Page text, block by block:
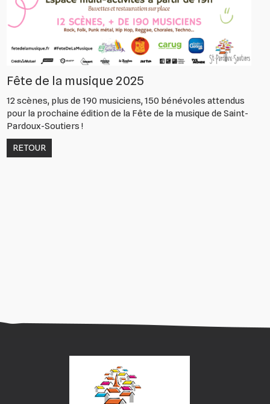
Fête de la musique 2025
12 scènes, plus de 190 musiciens, 150 bénévoles attendus
pour la prochaine édition de la Fête de la musique de Saint-
Pardoux-Soutiers !
RETOUR